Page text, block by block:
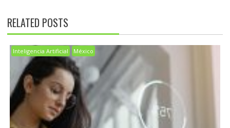
RELATED POSTS
Inteligencia Artificial México